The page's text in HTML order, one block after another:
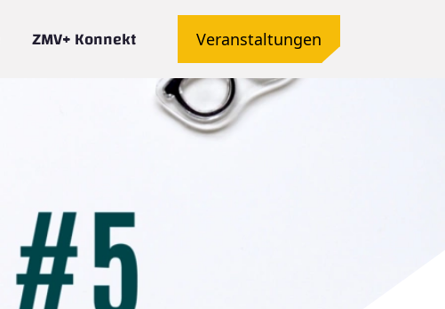
ZMV+ Konnekt Veranstaltungen